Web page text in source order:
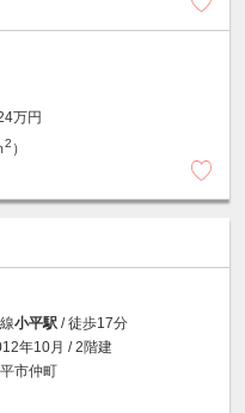
万円
2 ）
小平駅 / 徒歩17分
年10月 / 2階建
市仲町